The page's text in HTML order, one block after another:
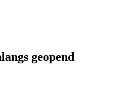
geopend